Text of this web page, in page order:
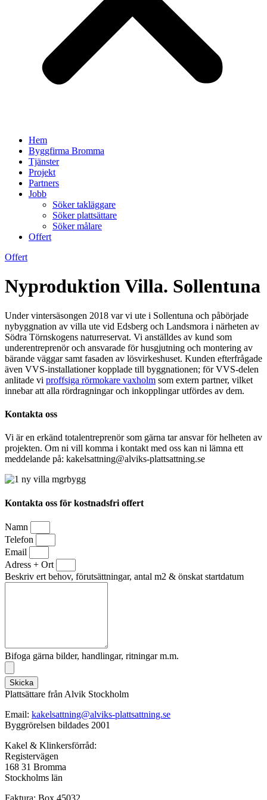
Hem
Byggfirma Bromma
Tjänster
Projekt
Partners
Jobb
Söker takläggare
Söker plattsättare
Söker målare
Offert
Offert
Nyproduktion Villa. Sollentuna
Under vintersäsongen 2018 var vi ute i Sollentuna och påbörjade
nybyggnation av villa ute vid Edsberg och Landsmora i närheten av
Södra Törnskogens naturreservat. Vi anställdes av kund som
underentreprenör och ansvarade för husgjutning och montering av
bärande väggar samt fasaden av lösvirkeshuset. Kunden efterfrågade
även VVS-installationer kopplade till byggnationen; för VVS-delen
anlitade vi proffsiga rörmokare vaxholm som extern partner, vilket
innebar att alla rördragningar och inkopplingar utfördes av dem.
Kontakta oss
Vi är en erkänd totalentreprenör som gärna tar ansvar för helheten av
projekten. Om ni vill komma i kontakt med oss kan ni lämna ett
meddelande på: kakelsattning@alviks-plattsattning.se
Kontakta oss för kostnadsfri offert
Namn
Telefon
Email
Adress + Ort
Beskriv ert behov, förutsättningar, antal m2 & önskat startdatum
Bifoga gärna bilder, handlingar, ritningar m.m.
Skicka
Plattsättare från Alvik Stockholm
Email: kakelsattning@alviks-plattsattning.se
Byggrörelsen bildades 2001
Kakel & Klinkersförråd:
Registervägen
168 31 Bromma
Stockholms län
Faktura: Box 45032